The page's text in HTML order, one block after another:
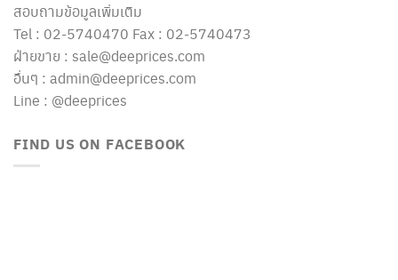
สอบถามข้อมูลเพิ่มเติม
Tel : 02-5740470 Fax : 02-5740473
ฝ่ายขาย : sale@deeprices.com
อื่นๆ : admin@deeprices.com
Line : @deeprices
FIND US ON FACEBOOK